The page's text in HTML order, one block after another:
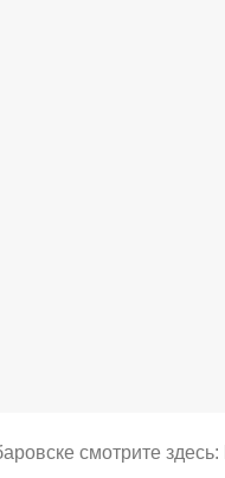
смотрите здесь: